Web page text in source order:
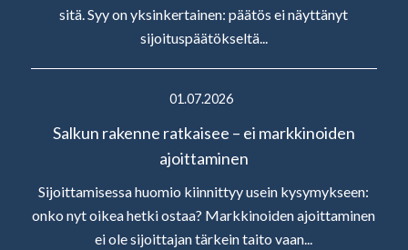
sitä. Syy on yksinkertainen: päätös ei näyttänyt
sijoituspäätökseltä...
01.07.2026
Salkun rakenne ratkaisee – ei markkinoiden
ajoittaminen
Sijoittamisessa huomio kiinnittyy usein kysymykseen:
onko nyt oikea hetki ostaa? Markkinoiden ajoittaminen
ei ole sijoittajan tärkein taito vaan...